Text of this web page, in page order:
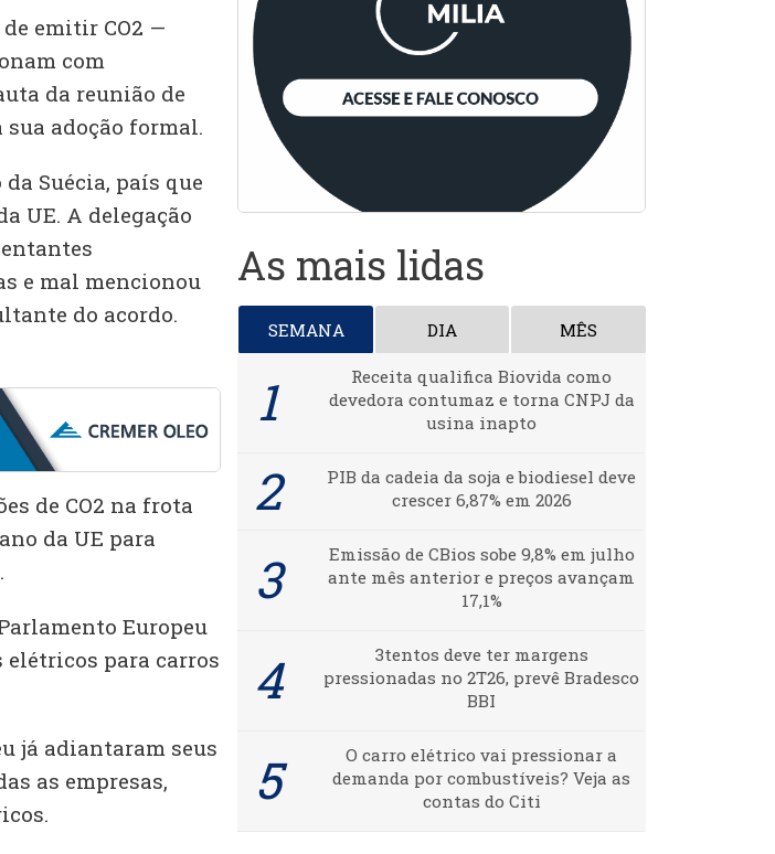
emitir CO2 —
com
da reunião de
adoção formal.
Suécia, país que
UE. A delegação
e mal mencionou
do acordo.
de CO2 na frota
da UE para
Europeu
elétricos para carros
já adiantaram seus
as empresas,
As mais lidas
SEMANA DIA MÊS
Receita qualifica Biovida como
devedora contumaz e torna CNPJ da
usina inapto
PIB da cadeia da soja e biodiesel deve
crescer 6,87% em 2026
Emissão de CBios sobe 9,8% em julho
ante mês anterior e preços avançam
17,1%
3tentos deve ter margens
pressionadas no 2T26, prevê Bradesco
BBI
O carro elétrico vai pressionar a
demanda por combustíveis? Veja as
contas do Citi